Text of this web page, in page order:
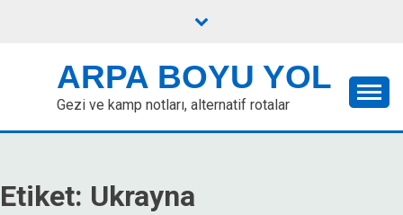
ARPA BOYU YOL
Gezi ve kamp notları, alternatif rotalar
Etiket: Ukrayna